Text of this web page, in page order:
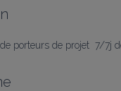
porteurs de projet  7/7j